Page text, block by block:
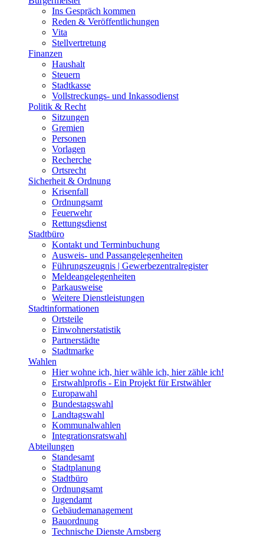
Ins Gespräch kommen
Reden & Veröffentlichungen
Vita
Stellvertretung
Finanzen
Haushalt
Steuern
Stadtkasse
Vollstreckungs- und Inkassodienst
Politik & Recht
Sitzungen
Gremien
Personen
Vorlagen
Recherche
Ortsrecht
Sicherheit & Ordnung
Krisenfall
Ordnungsamt
Feuerwehr
Rettungsdienst
Stadtbüro
Kontakt und Terminbuchung
Ausweis- und Passangelegenheiten
Führungszeugnis | Gewerbezentralregister
Meldeangelegenheiten
Parkausweise
Weitere Dienstleistungen
Stadtinformationen
Ortsteile
Einwohnerstatistik
Partnerstädte
Stadtmarke
Wahlen
Hier wohne ich, hier wähle ich, hier zähle ich!
Erstwahlprofis - Ein Projekt für Erstwähler
Europawahl
Bundestagswahl
Landtagswahl
Kommunalwahlen
Integrationsratswahl
Abteilungen
Standesamt
Stadtplanung
Stadtbüro
Ordnungsamt
Jugendamt
Gebäudemanagement
Bauordnung
Technische Dienste Arnsberg